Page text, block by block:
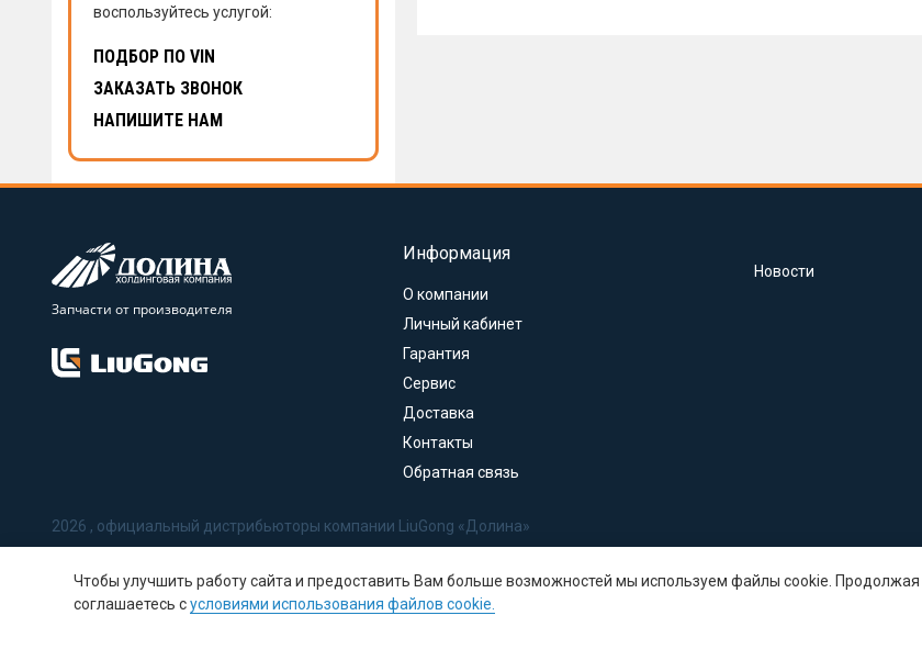
воспользуйтесь услугой:
ПОДБОР ПО VIN
ЗАКАЗАТЬ ЗВОНОК
НАПИШИТЕ НАМ
Запчасти от производителя
Информация
О компании
Личный кабинет
Гарантия
Сервис
Доставка
Контакты
Обратная связь
Новости
2026 , официальный дистрибьюторы компании LiuGong «Долина»
Политика в отношении обработки персональных данных
Соглашение на обработку персональных данных
Политика использования Cookie-файлов
Чтобы улучшить работу сайта и предоставить Вам больше возможностей мы используем файлы cookie. Продолжая
соглашаетесь сусловиями использования файлов cookie.